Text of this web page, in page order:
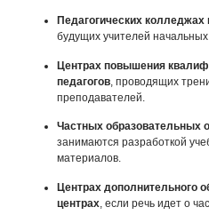
Педагогических колледжах
будущих учителей начальных
Центрах повышения
педагогов, проводящих
преподавателей.
Частных образовательных
занимаются разработкой
материалов.
Центрах дополнительного
центрах , если речь идет о